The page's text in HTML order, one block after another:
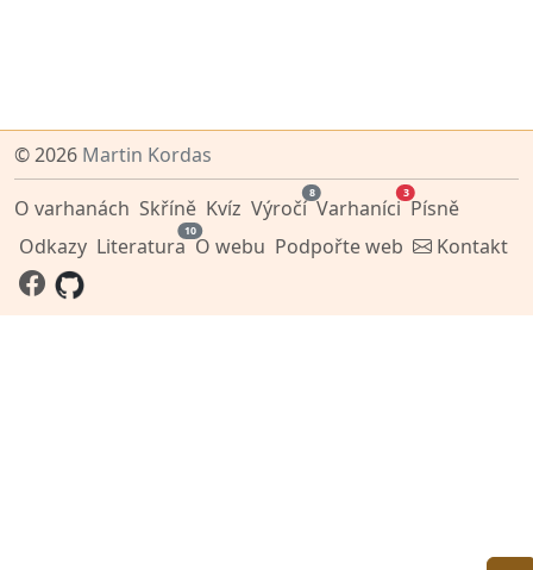
© 2026 Martin Kordas
O varhanách Skříně Kvíz Výročí
8
Varhaníci
3
Písně
Odkazy Literatura
10
O webu Podpořte web Kontakt